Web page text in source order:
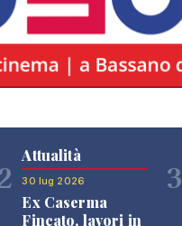
Attualità
30 lug 2026
Ex Caserma
Fincato, lavori in
3